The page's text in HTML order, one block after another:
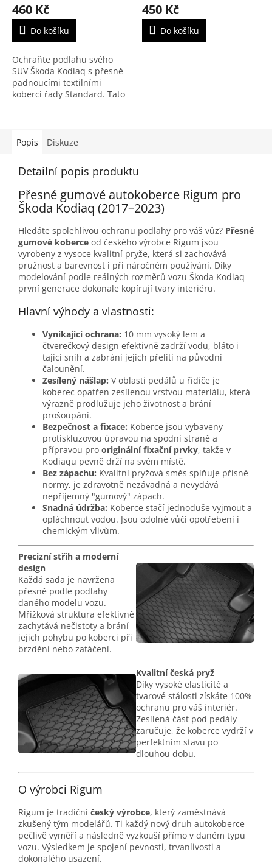
460 Kč
Do košíku
Ochraňte podlahu svého
SUV Škoda Kodiaq s přesně
padnoucími textilními
koberci řady Standard. Tato
450 Kč
Do košíku
Popis Diskuze
Detailní popis produktu
Přesné gumové autokoberce Rigum pro
Škoda Kodiaq (2017–2023)
Hledáte spolehlivou ochranu podlahy pro váš vůz? Přesné
gumové koberce od českého výrobce Rigum jsou
vyrobeny z vysoce kvalitní pryže, která si zachovává
pružnost a barevnost i při náročném používání. Díky
modelování podle reálných rozměrů vozu Škoda Kodiaq
první generace dokonale kopírují tvary interiéru.
Hlavní výhody a vlastnosti:
Vynikající ochrana: 10 mm vysoký lem a
čtverečkový design efektivně zadrží vodu, bláto i
tající sníh a zabrání jejich přelití na původní
čalounění.
Zesílený nášlap: V oblasti pedálů u řidiče je
koberec opatřen zesílenou vrstvou materiálu, která
výrazně prodlužuje jeho životnost a brání
prošoupání.
Bezpečnost a fixace: Koberce jsou vybaveny
protiskluzovou úpravou na spodní straně a
přípravou pro originální fixační prvky, takže v
Kodiaqu pevně drží na svém místě.
Bez zápachu: Kvalitní pryžová směs splňuje přísné
normy, je zdravotně nezávadná a nevydává
nepříjemný "gumový" zápach.
Snadná údržba: Koberce stačí jednoduše vyjmout a
opláchnout vodou. Jsou odolné vůči opotřebení i
chemickým vlivům.
Precizní střih a moderní
design
Každá sada je navržena
přesně podle podlahy
daného modelu vozu.
Mřížková struktura efektivně
zachytává nečistoty a brání
jejich pohybu po koberci při
brzdění nebo zatáčení.
Kvalitní česká pryž
Díky vysoké elasticitě a
tvarové stálosti získáte 100%
ochranu pro váš interiér.
Zesílená část pod pedály
zaručuje, že koberce vydrží v
perfektním stavu po
dlouhou dobu.
O výrobci Rigum
Rigum je tradiční český výrobce, který zaměstnává
zkušený tým modelářů. Ti každý nový druh autokoberce
pečlivě vyměří a následně vyzkouší přímo v daném typu
vozu. Výsledkem je spojení pevnosti, trvanlivosti a
dokonalého usazení.